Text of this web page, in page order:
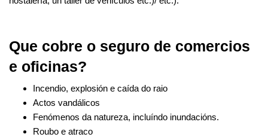
Que cobre o seguro de comercios
e oficinas?
Incendio, explosión e caída do raio
Actos vandálicos
Fenómenos da natureza, incluíndo inundacións.
Roubo e atraco